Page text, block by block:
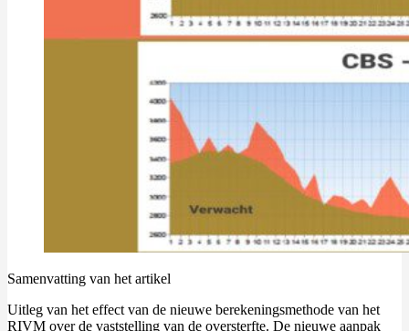
Samenvatting van het artikel
Uitleg van het effect van de nieuwe berekeningsmethode van het
RIVM over de vaststelling van de oversterfte. De nieuwe aanpak